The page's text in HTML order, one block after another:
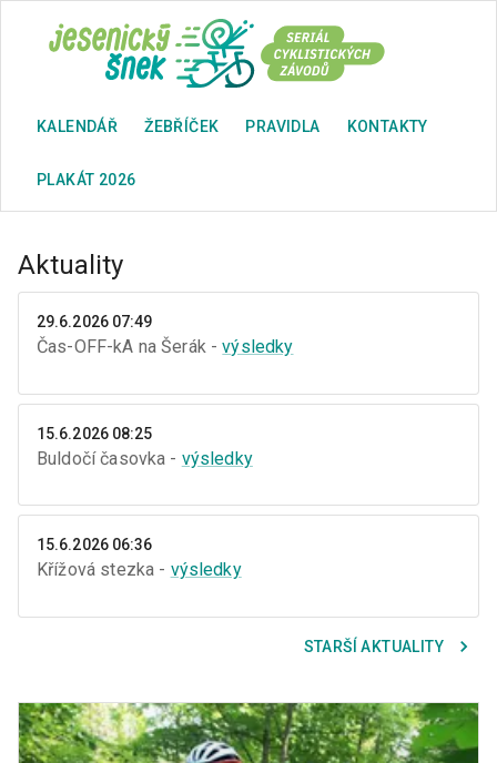
KALENDÁŘ ŽEBŘÍČEK PRAVIDLA KONTAKTY
PLAKÁT 2026
Aktuality
29.6.2026 07:49
Čas-OFF-kA na Šerák -výsledky
15.6.2026 08:25
Buldočí časovka - výsledky
15.6.2026 06:36
Křížová stezka - výsledky
STARŠÍ AKTUALITY